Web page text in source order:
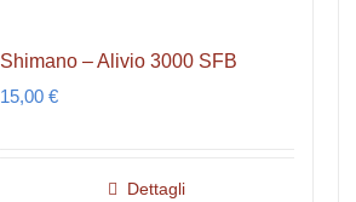
Shimano – Alivio 3000 SFB
15,00 €
Dettagli